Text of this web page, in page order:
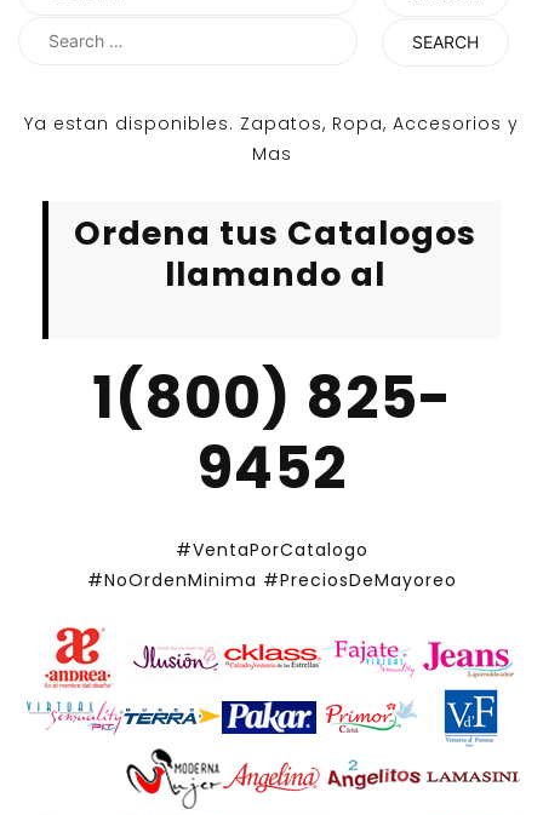
Search
Ya estan disponibles. Zapatos, Ropa, Accesorios y
Mas
Ordena tus Catalogos
llamando al
1(800) 825-
9452
#VentaPorCatalogo
#NoOrdenMinima #PreciosDeMayoreo